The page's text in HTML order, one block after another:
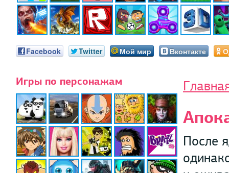
Facebook Twitter Мой мир Вконтакте
Игры по персонажам
После